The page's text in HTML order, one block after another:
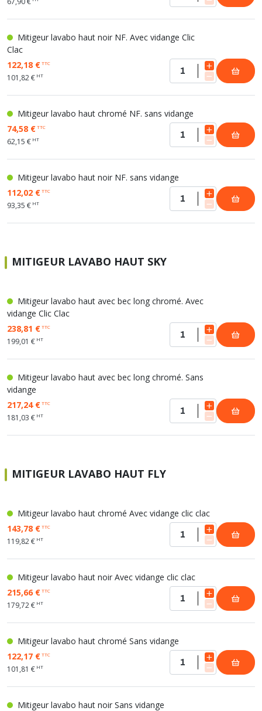
Mitigeur lavabo haut noir NF. Avec vidange Clic
Clac
122,18 €TTC
101,82 € HT
Mitigeur lavabo haut chromé NF. sans vidange
74,58 €TTC
62,15 € HT
Mitigeur lavabo haut noir NF. sans vidange
112,02 €TTC
93,35 € HT
MITIGEUR LAVABO HAUT SKY
Mitigeur lavabo haut avec bec long chromé. Avec
vidange Clic Clac
238,81 €TTC
199,01 € HT
Mitigeur lavabo haut avec bec long chromé. Sans
vidange
217,24 €TTC
181,03 € HT
MITIGEUR LAVABO HAUT FLY
Mitigeur lavabo haut chromé Avec vidange clic clac
143,78 €TTC
119,82 € HT
Mitigeur lavabo haut noir Avec vidange clic clac
215,66 €TTC
179,72 € HT
Mitigeur lavabo haut chromé Sans vidange
122,17 €TTC
101,81 € HT
Mitigeur lavabo haut noir Sans vidange